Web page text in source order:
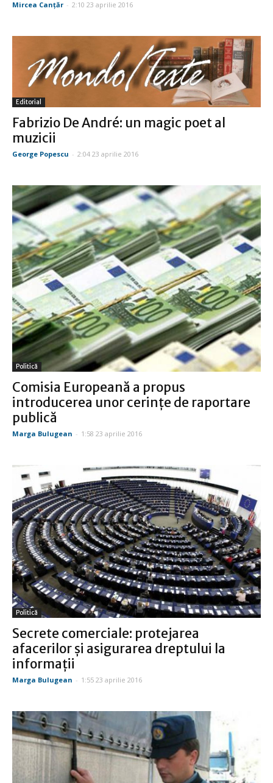
Mircea Canţăr - 2:10 23 aprilie 2016
Editorial
Fabrizio De André: un magic poet al
muzicii
George Popescu - 2:04 23 aprilie 2016
Politică
Comisia Europeană a propus
introducerea unor cerinţe de raportare
publică
Marga Bulugean - 1:58 23 aprilie 2016
Politică
Secrete comerciale: protejarea
afacerilor şi asigurarea dreptului la
informaţii
Marga Bulugean - 1:55 23 aprilie 2016